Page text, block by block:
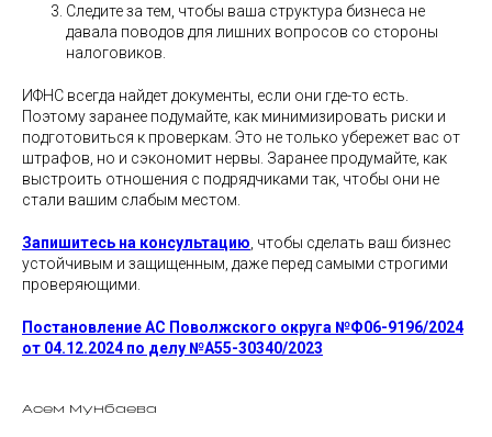
Следите за тем, чтобы ваша структура бизнеса не
давала поводов для лишних вопросов со стороны
налоговиков.
ИФНС всегда найдет документы, если они где-то есть.
Поэтому заранее подумайте, как минимизировать риски и
подготовиться к проверкам. Это не только убережет вас от
штрафов, но и сэкономит нервы. Заранее продумайте, как
выстроить отношения с подрядчиками так, чтобы они не
стали вашим слабым местом.
Запишитесь на консультацию , чтобы сделать ваш бизнес
устойчивым и защищенным, даже перед самыми строгими
проверяющими.
Постановление АС Поволжского округа №Ф06-9196/2024
от 04.12.2024 по делу №А55-30340/2023
Асем Мунбаева